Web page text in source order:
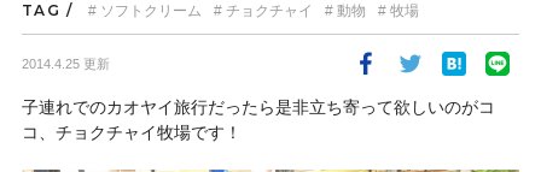
TAG / ソフトクリーム チョクチャイ 動物 牧場
2014.4.25 更新
子連れでのカオヤイ旅行だったら是非立ち寄って欲しいのがコ
コ、チョクチャイ牧場です！